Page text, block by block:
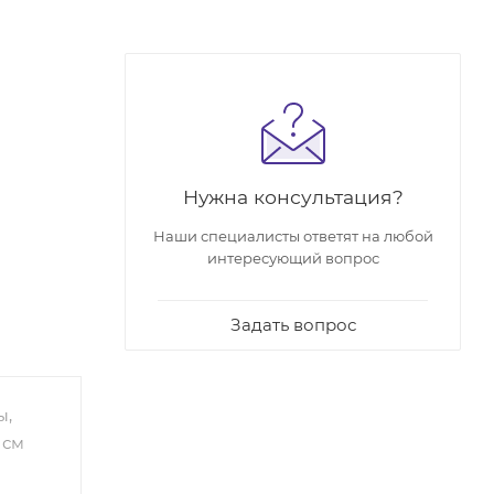
см
Нужна консультация?
Наши специалисты ответят на любой
интересующий вопрос
Задать вопрос